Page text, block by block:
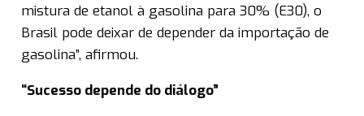
mistura de etanol à gasolina para 30% (E30), o
Brasil pode deixar de depender da importação de
gasolina”, afirmou.
“Sucesso depende do diálogo”